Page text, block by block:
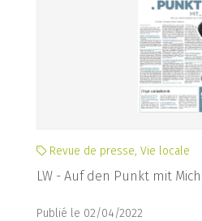
Revue de presse, Vie locale
LW - Auf den Punkt mit
Publié le 02/04/2022